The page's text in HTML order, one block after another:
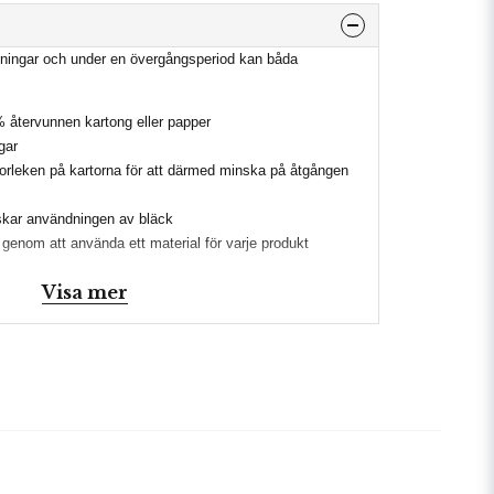
och under en övergångsperiod kan båda
återvunnen kartong eller papper
på kartorna för att därmed minska på åtgången
användningen av bläck
att använda ett material för varje produkt
Visa mer